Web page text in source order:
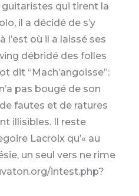
qui tirent la
il a décidé de s’y
l’est où il a laissé ses
débridé des folles
dit “Mach’angoisse”:
pas bougé de son
fautes et de ratures
illisibles. Il reste
Lacroix qu’« au
un seul vers ne rime
intest.php?